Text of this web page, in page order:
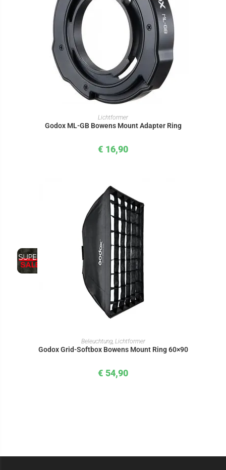
IN DEN WARENKORB
Lichtformer
Godox ML-GB Bowens Mount Adapter Ring
€ 16,90
IN DEN WARENKORB
Beleuchtung, Lichtformer
Godox Grid-Softbox Bowens Mount Ring 60×90
€ 54,90